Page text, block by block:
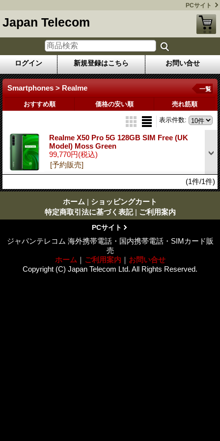
PCサイト
Japan Telecom
ログイン 新規登録はこちら お問い合せ
Smartphones > Realme 一覧
おすすめ順 価格の安い順 売れ筋順
表示件数:
Realme X50 Pro 5G 128GB SIM Free (UK
Model) Moss Green
99,770円(税込)
[予約販売]
(1件/1件)
ホーム | ショッピングカート
特定商取引法に基づく表記 | ご利用案内
PCサイト
ジャパンテレコム 海外携帯電話・国内携帯電話・SIMカード販
売
ホーム ｜ ご利用案内 ｜ お問い合せ
Copyright (C) Japan Telecom Ltd. All Rights Reserved.